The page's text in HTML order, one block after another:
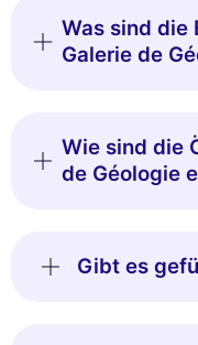
Was sind die
Galerie de
Wie sind die
de Géologie
Gibt es